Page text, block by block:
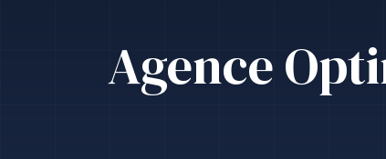
Agence